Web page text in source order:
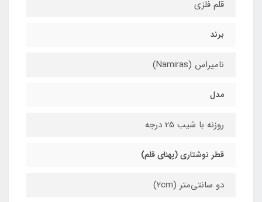
قلم فلزی
برند
نامیراس (Namiras)
مدل
روزنه با شیب 25 درجه
قطر نوشتاری (پهنای قلم)
دو سانتی‌متر (۲cm)